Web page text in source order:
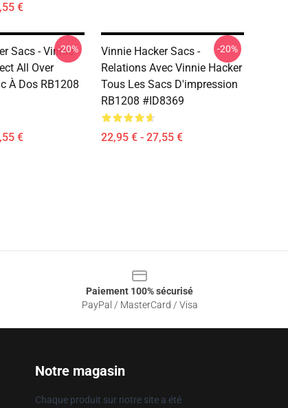
€
Sacs - Vinnie
All Over
À Dos RB1208
€
-20%
Vinnie Hacker Sacs -
Relations Avec Vinnie Hacker
Tous Les Sacs D'impression
RB1208 #ID8369
22,95 € - 27,55 €
-20%
Paiement 100% sécurisé
PayPal / MasterCard / Visa
Notre magasin
Chaque produit sur notre site a été